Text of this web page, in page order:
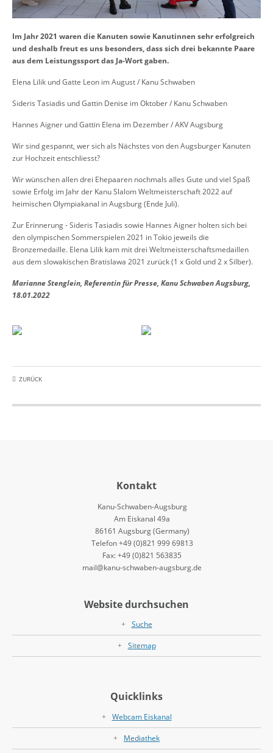
Im Jahr 2021 waren die Kanuten sowie Kanutinnen sehr erfolgreich
und deshalb freut es uns besonders, dass sich drei bekannte Paare
aus dem Leistungssport das Ja-Wort gaben.
Elena Lilik und Gatte Leon im August / Kanu Schwaben
Sideris Tasiadis und Gattin Denise im Oktober / Kanu Schwaben
Hannes Aigner und Gattin Elena im Dezember / AKV Augsburg
Wir sind gespannt, wer sich als Nächstes von den Augsburger Kanuten
zur Hochzeit entschliesst?
Wir wünschen allen drei Ehepaaren nochmals alles Gute und viel Spaß
sowie Erfolg im Jahr der Kanu Slalom Weltmeisterschaft 2022 auf
heimischen Olympiakanal in Augsburg (Ende Juli).
Zur Erinnerung - Sideris Tasiadis sowie Hannes Aigner holten sich bei
den olympischen Sommerspielen 2021 in Tokio jeweils die
Bronzemedaille. Elena Lilik kam mit drei Weltmeisterschaftsmedaillen
aus dem slowakischen Bratislawa 2021 zurück (1 x Gold und 2 x Silber).
Marianne Stenglein, Referentin für Presse, Kanu Schwaben Augsburg,
18.01.2022
ZURÜCK
Kontakt
Kanu-Schwaben-Augsburg
Am Eiskanal 49a
86161 Augsburg (Germany)
Telefon +49 (0)821 999 69813
Fax: +49 (0)821 563835
mail@kanu-schwaben-augsburg.de
Website durchsuchen
Suche
Sitemap
Quicklinks
Webcam Eiskanal
Mediathek